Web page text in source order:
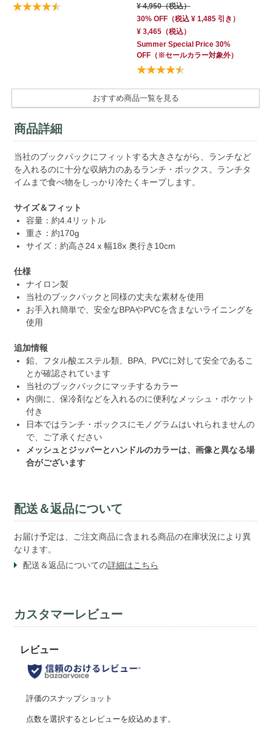
¥ 4,950（税込）
30% OFF （税込 ¥ 1,485 引き）
¥ 3,465 （税込）
Summer Special Price 30%
OFF （※セールカラー対象外）
おすすめ商品一覧を見る
商品詳細
当社のブックパックにフィットする大きさながら、ランチなど
を入れるのに十分な収納力のあるランチ・ボックス。ランチタ
イムまで食べ物をしっかり冷たくキープします。
サイズ＆フィット
容量：約4.4リットル
重さ：約170g
サイズ：約高さ24 x 幅18x 奥行き10cm
仕様
ナイロン製
当社のブックパックと同様の丈夫な素材を使用
お手入れ簡単で、安全なBPAやPVCを含まないライニングを
使用
追加情報
鉛、フタル酸エステル類、BPA、PVCに対して安全であるこ
とが確認されています
当社のブックパックにマッチするカラー
内側に、保冷剤などを入れるのに便利なメッシュ・ポケット
付き
日本ではランチ・ボックスにモノグラムはいれられませんの
で、ご了承ください
メッシュとジッパーとハンドルのカラーは、画像と異なる場
合がございます
配送＆返品について
お届け予定は、ご注文商品に含まれる商品の在庫状況により異
なります。
配送＆返品についての詳細はこちら
カスタマーレビュー